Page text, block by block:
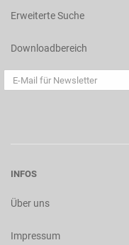
Erweiterte Suche
Downloadbereich
INFOS
Über uns
Impressum